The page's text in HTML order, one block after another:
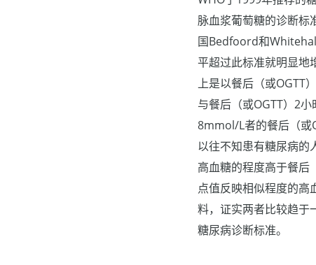
脉血浆葡萄糖的诊断
国Bedfoord和
平超过此标准就明显地
上是以餐后（或OGTT
与餐后（或OGTT）2
8mmol/L者的餐后（或
以往不知患有糖尿病
高血糖的程度高于餐后
点值反映相似程度的
料，证实两者比较趋于
糖尿病诊断标准。